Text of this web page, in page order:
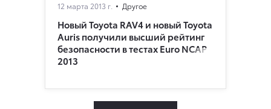
12 марта 2013 г. Другое
Новый Toyota RAV4 и новый Toyota
Auris получили высший рейтинг
безопасности в тестах Euro NCAP
2013